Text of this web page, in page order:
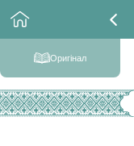
Оригінал